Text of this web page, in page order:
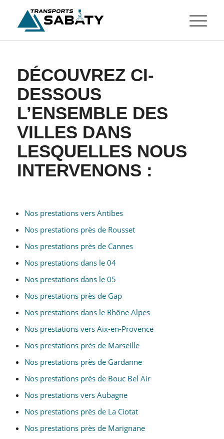
DÉCOUVREZ CI-
DESSOUS
L’ENSEMBLE DES
VILLES DANS
LESQUELLES NOUS
INTERVENONS :
Nos prestations vers Antibes
Nos prestations près de Rousset
Nos prestations près de Cannes
Nos prestations dans le 04
Nos prestations dans le 05
Nos prestations près de Gap
Nos prestations dans le Rhône Alpes
Nos prestations vers Aix-en-Provence
Nos prestations près de Marseille
Nos prestations près de Gardanne
Nos prestations près de Bouc Bel Air
Nos prestations vers Aubagne
Nos prestations près de La Ciotat
Nos prestations près de Marignane